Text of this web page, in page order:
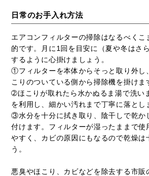
日常のお手入れ方法
エアコンフィルターの掃除はなるべくこ
的です。月に1回を目安に（夏や冬はさ
するように心掛けましょう。
①フィルターを本体からそっと取り外し
こりのついている側から掃除機を掛けま
➁ほこりが取れたら水かぬるま湯で洗い
を利用し、細かい汚れまで丁寧に落とし
③水分を十分に拭き取り、陰干しで乾か
付けます。フィルターが湿ったままで使
やすく、カビの原因にもなるので乾燥は
う。
悪臭やほこり、カビなどを除去する市販